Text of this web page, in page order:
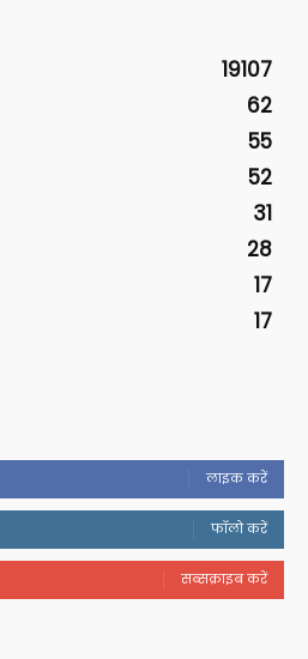
19107
62
55
52
31
28
17
17
लाइक करें
फॉलो करें
सब्सक्राइब करें